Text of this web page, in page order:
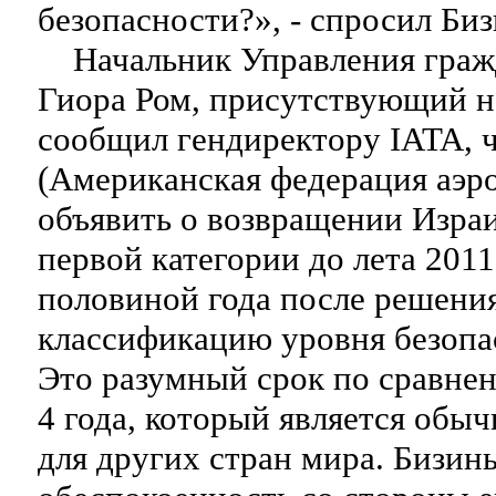
безопасности?», - спросил
Начальник Управления
Гиора Ром, присутствующий
сообщил гендиректору IATA,
(Американская федерация
объявить о возвращении
первой категории до лета
половиной года после
классификацию уровня
Это разумный срок по
4 года, который является
для других стран мира.